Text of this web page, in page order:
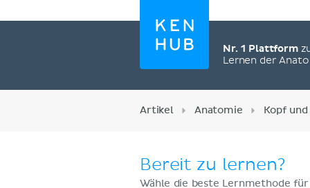
Nr. 1 Plattform
Lernen der
Artikel Anatomie Kopf und
Bereit zu lernen?
Wähle die beste Lernmethode für